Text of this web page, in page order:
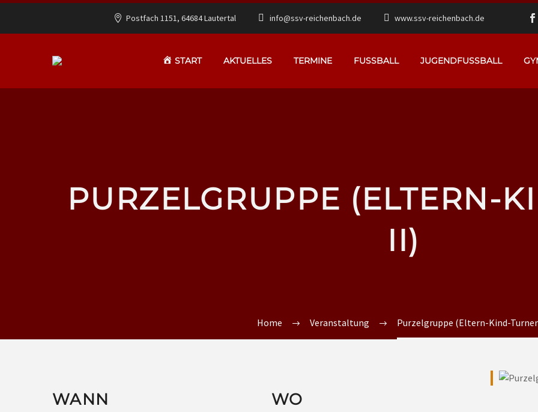
Postfach 1151, 64684 Lautertal info@ssv-reichenbach.de www.ssv-reichenbach.de
START AKTUELLES TERMINE FUSSBALL JUGENDFUSSBALL
PURZELGRUPPE (ELTERN-
II)
Home Veranstaltung Purzelgruppe (Eltern-Kind-
WANN WO